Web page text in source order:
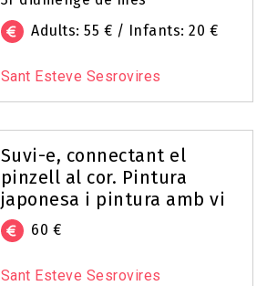
Adults: 55 € / Infants: 20 €
Sant Esteve Sesrovires
Suvi-e, connectant el
pinzell al cor. Pintura
japonesa i pintura amb vi
60 €
Sant Esteve Sesrovires